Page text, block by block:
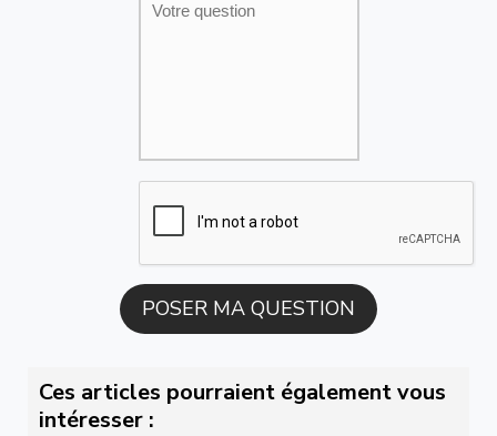
Ces articles pourraient également vous
intéresser :